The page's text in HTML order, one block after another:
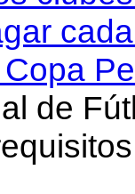
de